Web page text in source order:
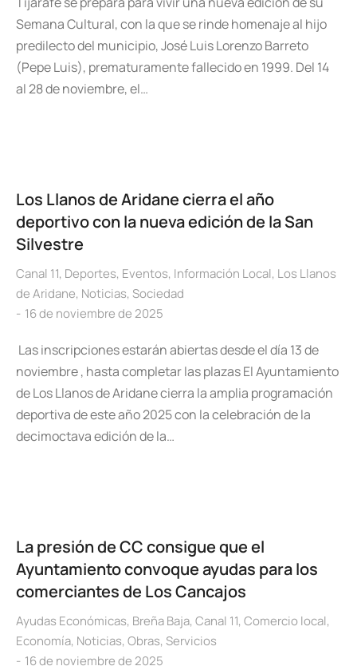
Semana Cultural, con la que se rinde homenaje al hijo
predilecto del municipio, José Luis Lorenzo Barreto
(Pepe Luis), prematuramente fallecido en 1999. Del 14
al 28 de noviembre, el…
Los Llanos de Aridane cierra el año
deportivo con la nueva edición de la San
Silvestre
Canal 11, Deportes, Eventos, Información Local, Los Llanos
de Aridane, Noticias, Sociedad
16 de noviembre de 2025
Las inscripciones estarán abiertas desde el día 13 de
noviembre , hasta completar las plazas El Ayuntamiento
de Los Llanos de Aridane cierra la amplia programación
deportiva de este año 2025 con la celebración de la
decimoctava edición de la…
La presión de CC consigue que el
Ayuntamiento convoque ayudas para los
comerciantes de Los Cancajos
Ayudas Económicas, Breña Baja, Canal 11, Comercio local,
Economía, Noticias, Obras, Servicios
16 de noviembre de 2025